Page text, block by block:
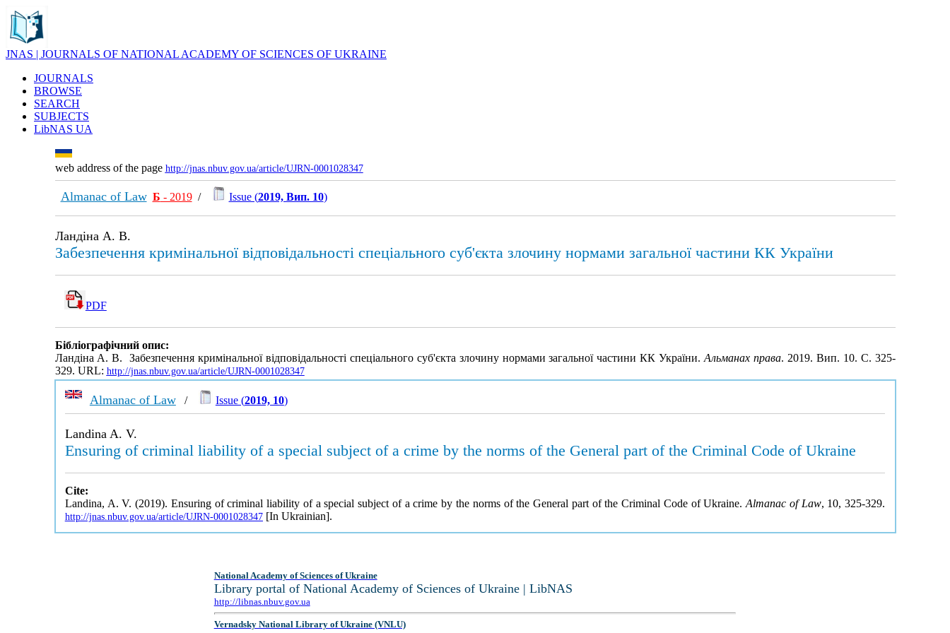
JNAS | JOURNALS OF NATIONAL ACADEMY OF SCIENCES OF UKRAINE
JOURNALS
BROWSE
SEARCH
SUBJECTS
LibNAS UA
web address of the page http://jnas.nbuv.gov.ua/article/UJRN-0001028347
Almanac of Law Б - 2019/ Issue (2019, Вип. 10)
Ландіна А. В.
Забезпечення кримінальної відповідальності спеціального суб'єкта злочину нормами загальної частини КК України
PDF
Бібліографічний опис:
Ландіна А. В. Забезпечення кримінальної відповідальності спеціального суб'єкта злочину нормами загальної частини КК України.Альманах права. 2019. Вип. 10. С. 325-
329. URL: http://jnas.nbuv.gov.ua/article/UJRN-0001028347
Almanac of Law/ Issue (2019, 10)
Landina A. V.
Ensuring of criminal liability of a special subject of a crime by the norms of the General part of the Criminal Code of Ukraine
Cite:
Landina, A. V. (2019). Ensuring of criminal liability of a special subject of a crime by the norms of the General part of the Criminal Code of Ukraine.Almanac of Law, 10, 325-329.
http://jnas.nbuv.gov.ua/article/UJRN-0001028347[In Ukrainian].
National Academy of Sciences of Ukraine
Library portal of National Academy of Sciences of Ukraine | LibNAS
http://libnas.nbuv.gov.ua
Vernadsky National Library of Ukraine (VNLU)